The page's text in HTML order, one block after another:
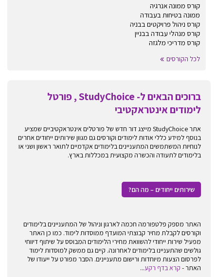
קורס ממונה אנרגיה
ממונה בטיחות בעבודה
קורס ניהול פרויקטים בבניה
קורס מנהלי עבודה בבניין
קורס מדריכי מלגזה
לכל הקורסים
ברוכים הבאים ל- StudyChoice , פורטל
לימודים אינטראקטיבי
אתר StudyChoice מייצג דור חדש של פורטלים אינטראקטיביים שמציע
בנוסף למידע כללי אודות לימודים וקורסים גם מגוון שירותים ייחודים אחרים
לנוחיות המשתמשים המתעניינים בלימודים אקדמיים לתואר ראשון ושני או
בלימודים לתעודה והכשרה מקצועית במכללות בארץ.
שירותים ייחודים – מה הם?
האתר מספק פלטפורמה חכמה לארגון וניהול של המתעניינים בלימודים
וקורסים לקבלת מחיר קבוצתי המועדף ממוסדות לימוד. כמו כן האתר
מפעיל שירות ייחודי להשוואת מחירי הלימודים המבוסס על שיתוף דיווחי
גולשים שהתעניינו בלימודים לאחרונה. קיים גם ממשק למוסדות לימוד
לפרסום הצעות מיוחדות ורישום מתעניינים. הסבר מפורט על ייעודו של
האתר - קרא בדף רקע...